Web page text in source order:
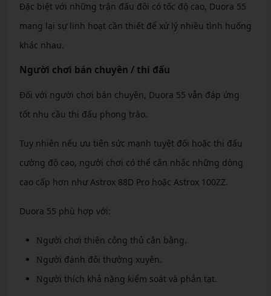
Đặc biệt với những trận đấu đôi có tốc độ cao, Duora 55
mang lại sự linh hoạt cần thiết để xử lý nhiều tình huống
khác nhau.
Người chơi bán chuyên / thi đấu
Đối với người chơi bán chuyên, Duora 55 vẫn đáp ứng
tốt nhu cầu thi đấu phong trào.
Tuy nhiên nếu ưu tiên sức mạnh tuyệt đối hoặc thi đấu
cường độ cao, người chơi có thể cân nhắc những dòng
cao cấp hơn như Astrox 88D Pro hoặc Astrox 100ZZ.
Duora 55 phù hợp với:
Người chơi thiên công thủ cân bằng.
Người đánh đôi thường xuyên.
Người thích khả năng kiểm soát và phản tạt.